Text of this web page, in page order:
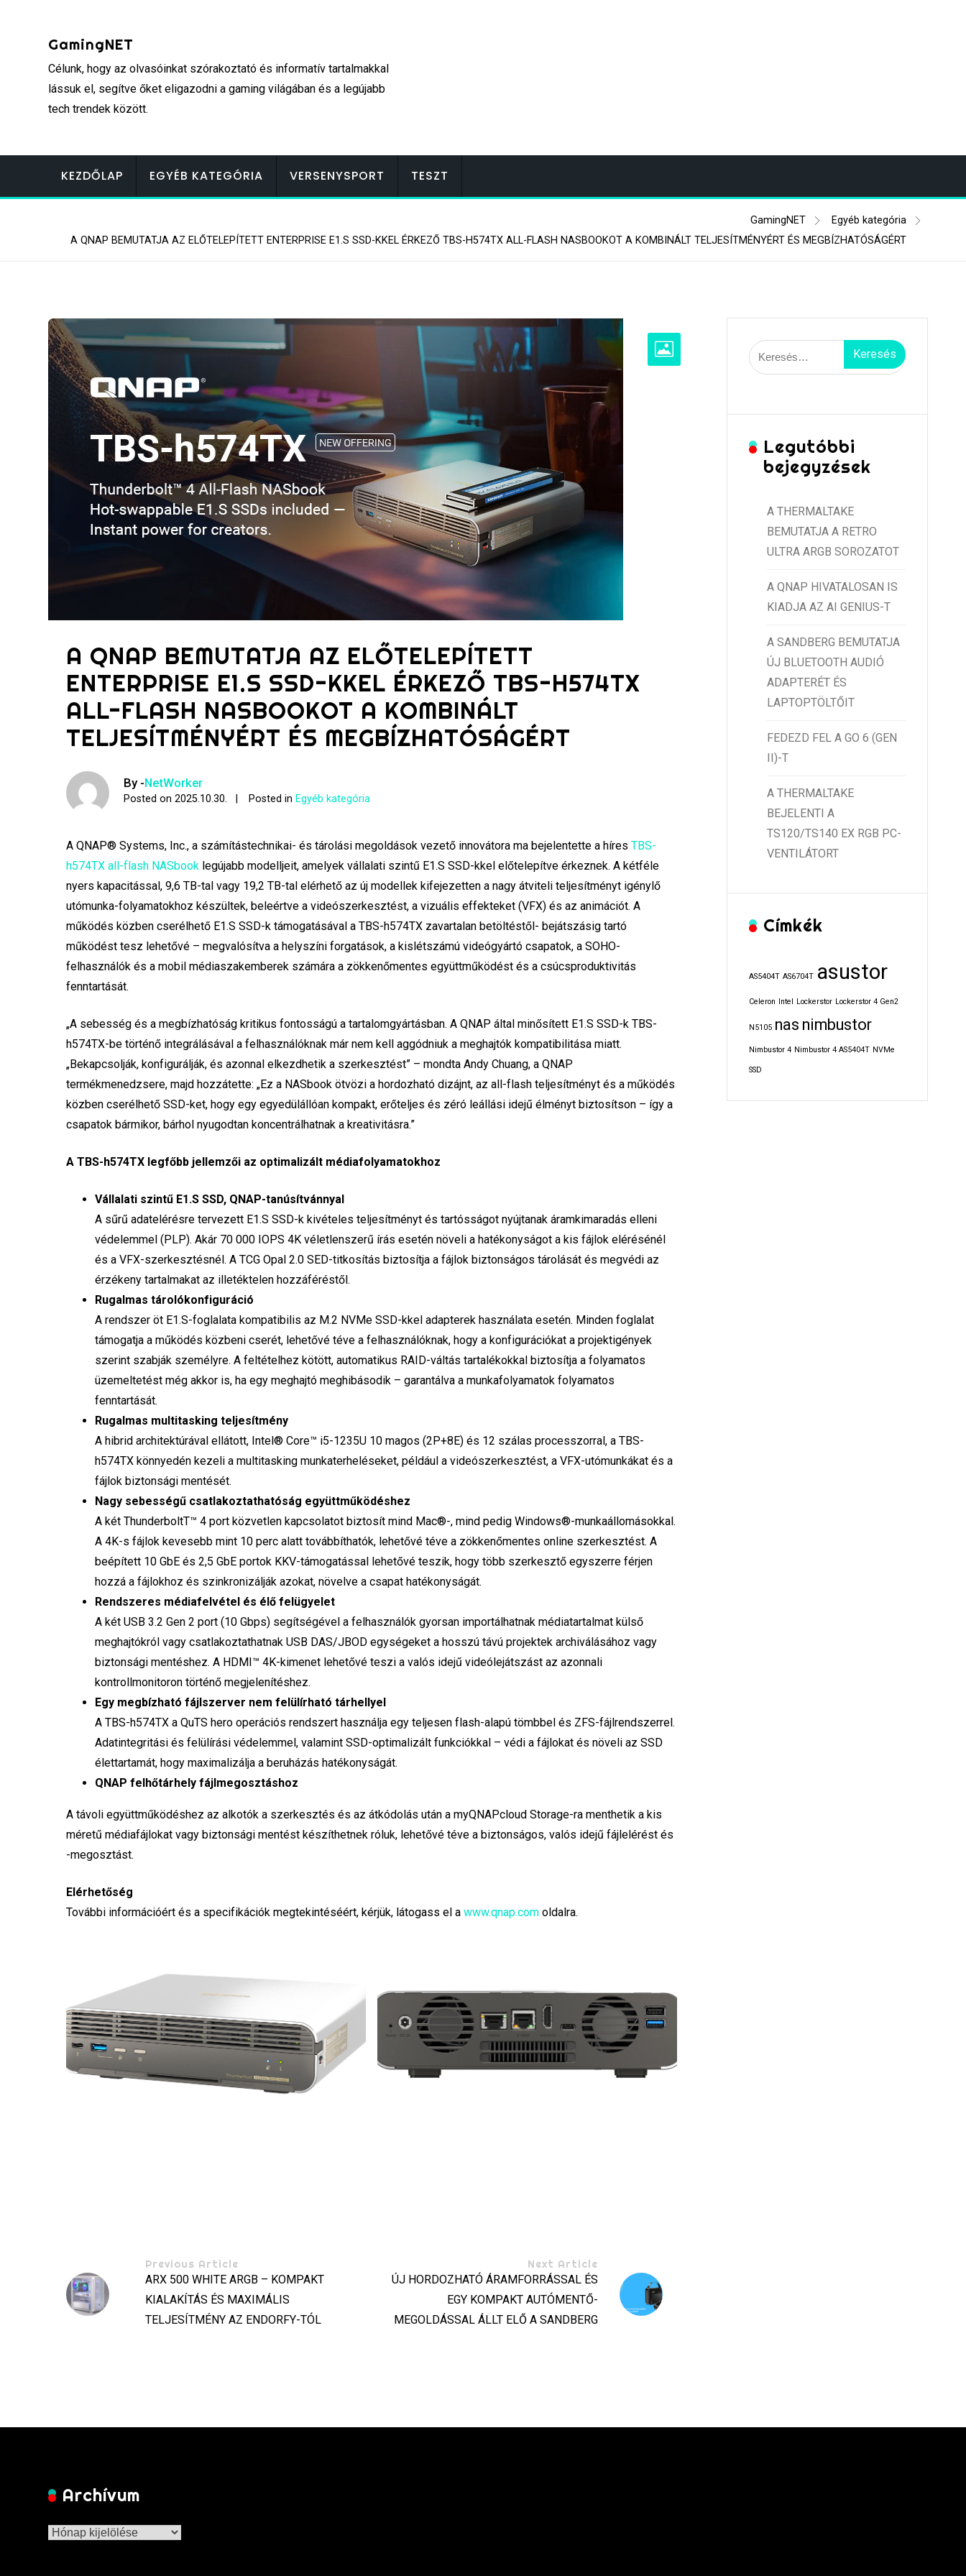
GamingNET
Célunk, hogy az olvasóinkat szórakoztató és informatív tartalmakkal
lássuk el, segítve őket eligazodni a gaming világában és a legújabb
tech trendek között.
KEZDŐLAP EGYÉB KATEGÓRIA VERSENYSPORT TESZT
GamingNET
Egyéb kategória
A QNAP BEMUTATJA AZ ELŐTELEPÍTETT ENTERPRISE E1.S SSD-KKEL ÉRKEZŐ TBS-H574TX ALL-FLASH NASBOOKOT A KOMBINÁLT TELJESÍTMÉNYÉRT ÉS MEGBÍZHATÓSÁGÉRT
A QNAP BEMUTATJA AZ ELŐTELEPÍTETT
ENTERPRISE E1.S SSD-KKEL ÉRKEZŐ TBS-H574TX
ALL-FLASH NASBOOKOT A KOMBINÁLT
TELJESÍTMÉNYÉRT ÉS MEGBÍZHATÓSÁGÉRT
By -NetWorker
Posted on2025.10.30. Posted in Egyéb kategória
A QNAP® Systems, Inc., a számítástechnikai- és tárolási megoldások vezető innovátora ma bejelentette a híresTBS-
h574TX all-flash NASbook legújabb modelljeit, amelyek vállalati szintű E1.S SSD-kkel előtelepítve érkeznek. A kétféle
nyers kapacitással, 9,6 TB-tal vagy 19,2 TB-tal elérhető az új modellek kifejezetten a nagy átviteli teljesítményt igénylő
utómunka-folyamatokhoz készültek, beleértve a videószerkesztést, a vizuális effekteket (VFX) és az animációt. A
működés közben cserélhető E1.S SSD-k támogatásával a TBS-h574TX zavartalan betöltéstől- bejátszásig tartó
működést tesz lehetővé – megvalósítva a helyszíni forgatások, a kislétszámú videógyártó csapatok, a SOHO-
felhasználók és a mobil médiaszakemberek számára a zökkenőmentes együttműködést és a csúcsproduktivitás
fenntartását.
„A sebesség és a megbízhatóság kritikus fontosságú a tartalomgyártásban. A QNAP által minősített E1.S SSD-k TBS-
h574TX-be történő integrálásával a felhasználóknak már nem kell aggódniuk a meghajtók kompatibilitása miatt.
„Bekapcsolják, konfigurálják, és azonnal elkezdhetik a szerkesztést” – mondta Andy Chuang, a QNAP
termékmenedzsere, majd hozzátette: „Ez a NASbook ötvözi a hordozható dizájnt, az all-flash teljesítményt és a működés
közben cserélhető SSD-ket, hogy egy egyedülállóan kompakt, erőteljes és zéró leállási idejű élményt biztosítson – így a
csapatok bármikor, bárhol nyugodtan koncentrálhatnak a kreativitásra.”
A TBS-h574TX legfőbb jellemzői az optimalizált médiafolyamatokhoz
Vállalati szintű E1.S SSD, QNAP-tanúsítvánnyal
A sűrű adatelérésre tervezett E1.S SSD-k kivételes teljesítményt és tartósságot nyújtanak áramkimaradás elleni
védelemmel (PLP). Akár 70 000 IOPS 4K véletlenszerű írás esetén növeli a hatékonyságot a kis fájlok elérésénél
és a VFX-szerkesztésnél. A TCG Opal 2.0 SED-titkosítás biztosítja a fájlok biztonságos tárolását és megvédi az
érzékeny tartalmakat az illetéktelen hozzáféréstől.
Rugalmas tárolókonfiguráció
A rendszer öt E1.S-foglalata kompatibilis az M.2 NVMe SSD-kkel adapterek használata esetén. Minden foglalat
támogatja a működés közbeni cserét, lehetővé téve a felhasználóknak, hogy a konfigurációkat a projektigények
szerint szabják személyre. A feltételhez kötött, automatikus RAID-váltás tartalékokkal biztosítja a folyamatos
üzemeltetést még akkor is, ha egy meghajtó meghibásodik – garantálva a munkafolyamatok folyamatos
fenntartását.
Rugalmas multitasking teljesítmény
A hibrid architektúrával ellátott, Intel® Core™ i5-1235U 10 magos (2P+8E) és 12 szálas processzorral, a TBS-
h574TX könnyedén kezeli a multitasking munkaterheléseket, például a videószerkesztést, a VFX-utómunkákat és a
fájlok biztonsági mentését.
Nagy sebességű csatlakoztathatóság együttműködéshez
A két ThunderboltT™ 4 port közvetlen kapcsolatot biztosít mind Mac®-, mind pedig Windows®-munkaállomásokkal.
A 4K-s fájlok kevesebb mint 10 perc alatt továbbíthatók, lehetővé téve a zökkenőmentes online szerkesztést. A
beépített 10 GbE és 2,5 GbE portok KKV-támogatással lehetővé teszik, hogy több szerkesztő egyszerre férjen
hozzá a fájlokhoz és szinkronizálják azokat, növelve a csapat hatékonyságát.
Rendszeres médiafelvétel és élő felügyelet
A két USB 3.2 Gen 2 port (10 Gbps) segítségével a felhasználók gyorsan importálhatnak médiatartalmat külső
meghajtókról vagy csatlakoztathatnak USB DAS/JBOD egységeket a hosszú távú projektek archiválásához vagy
biztonsági mentéshez. A HDMI™ 4K-kimenet lehetővé teszi a valós idejű videólejátszást az azonnali
kontrollmonitoron történő megjelenítéshez.
Egy megbízható fájlszerver nem felülírható tárhellyel
A TBS-h574TX a QuTS hero operációs rendszert használja egy teljesen flash-alapú tömbbel és ZFS-fájlrendszerrel.
Adatintegritási és felülírási védelemmel, valamint SSD-optimalizált funkciókkal – védi a fájlokat és növeli az SSD
élettartamát, hogy maximalizálja a beruházás hatékonyságát.
QNAP felhőtárhely fájlmegosztáshoz
A távoli együttműködéshez az alkotók a szerkesztés és az átkódolás után a myQNAPcloud Storage-ra menthetik a kis
méretű médiafájlokat vagy biztonsági mentést készíthetnek róluk, lehetővé téve a biztonságos, valós idejű fájlelérést és
-megosztást.
Elérhetőség
További információért és a specifikációk megtekintéséért, kérjük, látogass el awww.qnap.com oldalra.
Previous Article
ARX 500 WHITE ARGB – KOMPAKT
KIALAKÍTÁS ÉS MAXIMÁLIS
TELJESÍTMÉNY AZ ENDORFY-TÓL
Next Article
ÚJ HORDOZHATÓ ÁRAMFORRÁSSAL ÉS
EGY KOMPAKT AUTÓMENTŐ-
MEGOLDÁSSAL ÁLLT ELŐ A SANDBERG
Keresés:
Legutóbbi
bejegyzések
A THERMALTAKE
BEMUTATJA A RETRO
ULTRA ARGB SOROZATOT
A QNAP HIVATALOSAN IS
KIADJA AZ AI GENIUS-T
A SANDBERG BEMUTATJA
ÚJ BLUETOOTH AUDIÓ
ADAPTERÉT ÉS
LAPTOPTÖLTŐIT
FEDEZD FEL A GO 6 (GEN
II)-T
A THERMALTAKE
BEJELENTI A
TS120/TS140 EX RGB PC-
VENTILÁTORT
Címkék
AS5404T AS6704T asustor
Celeron Intel Lockerstor Lockerstor 4 Gen2
N5105 nas nimbustor
Nimbustor 4 Nimbustor 4 AS5404T NVMe
SSD
Archívum
Archívum